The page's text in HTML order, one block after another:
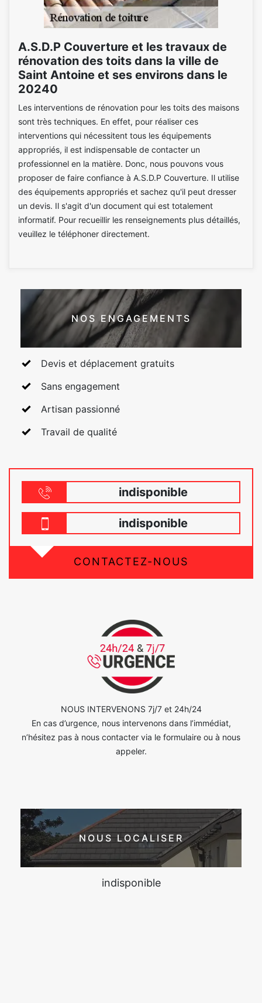
A.S.D.P Couverture et les travaux de
rénovation des toits dans la ville de
Saint Antoine et ses environs dans le
20240
Les interventions de rénovation pour les toits des maisons
sont très techniques. En effet, pour réaliser ces
interventions qui nécessitent tous les équipements
appropriés, il est indispensable de contacter un
professionnel en la matière. Donc, nous pouvons vous
proposer de faire confiance à A.S.D.P Couverture. Il utilise
des équipements appropriés et sachez qu'il peut dresser
un devis. Il s'agit d'un document qui est totalement
informatif. Pour recueillir les renseignements plus détaillés,
veuillez le téléphoner directement.
NOS ENGAGEMENTS
Devis et déplacement gratuits
Sans engagement
Artisan passionné
Travail de qualité
indisponible
indisponible
CONTACTEZ-NOUS
NOUS INTERVENONS 7j/7 et 24h/24
En cas d’urgence, nous intervenons dans l’immédiat,
n’hésitez pas à nous contacter via le formulaire ou à nous
appeler.
NOUS LOCALISER
indisponible